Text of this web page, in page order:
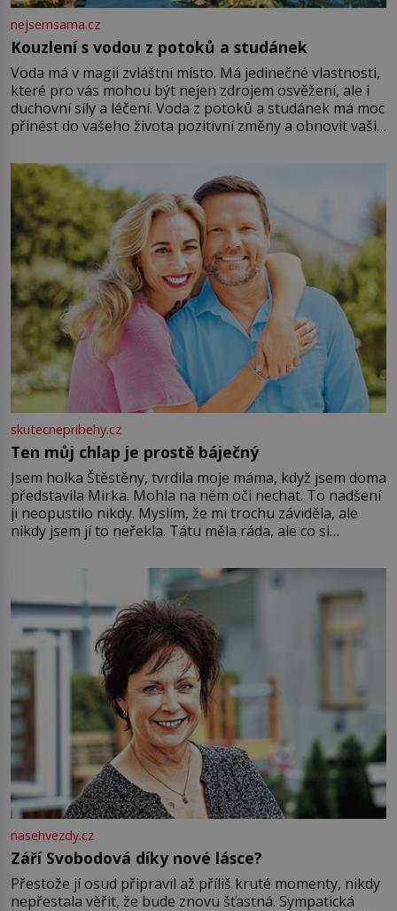
nejsemsama.cz
Kouzlení s vodou z potoků a studánek
Voda má v magii zvláštní místo. Má jedinečné vlastnosti,
které pro vás mohou být nejen zdrojem osvěžení, ale i
duchovní síly a léčení. Voda z potoků a studánek má moc
přinést do vašeho života pozitivní změny a obnovit vaši
můžete obohatit své rituály a přinést do svého života
větší harmonii a klid. Je důležité
skutecnepribehy.cz
Ten můj chlap je prostě báječný
Jsem holka Štěstěny, tvrdila moje máma, když jsem doma
představila Mirka. Mohla na něm oči nechat. To nadšení
ji neopustilo nikdy. Myslím, že mi trochu záviděla, ale
nikdy jsem jí to neřekla. Tátu měla ráda, ale co si
Jsme spolu moc rádi Tehdy byla jiná doba, když
nasehvezdy.cz
Září Svobodová díky nové lásce?
Přestože jí osud připravil až příliš kruté momenty, nikdy
nepřestala věřit, že bude znovu šťastná. Sympatická